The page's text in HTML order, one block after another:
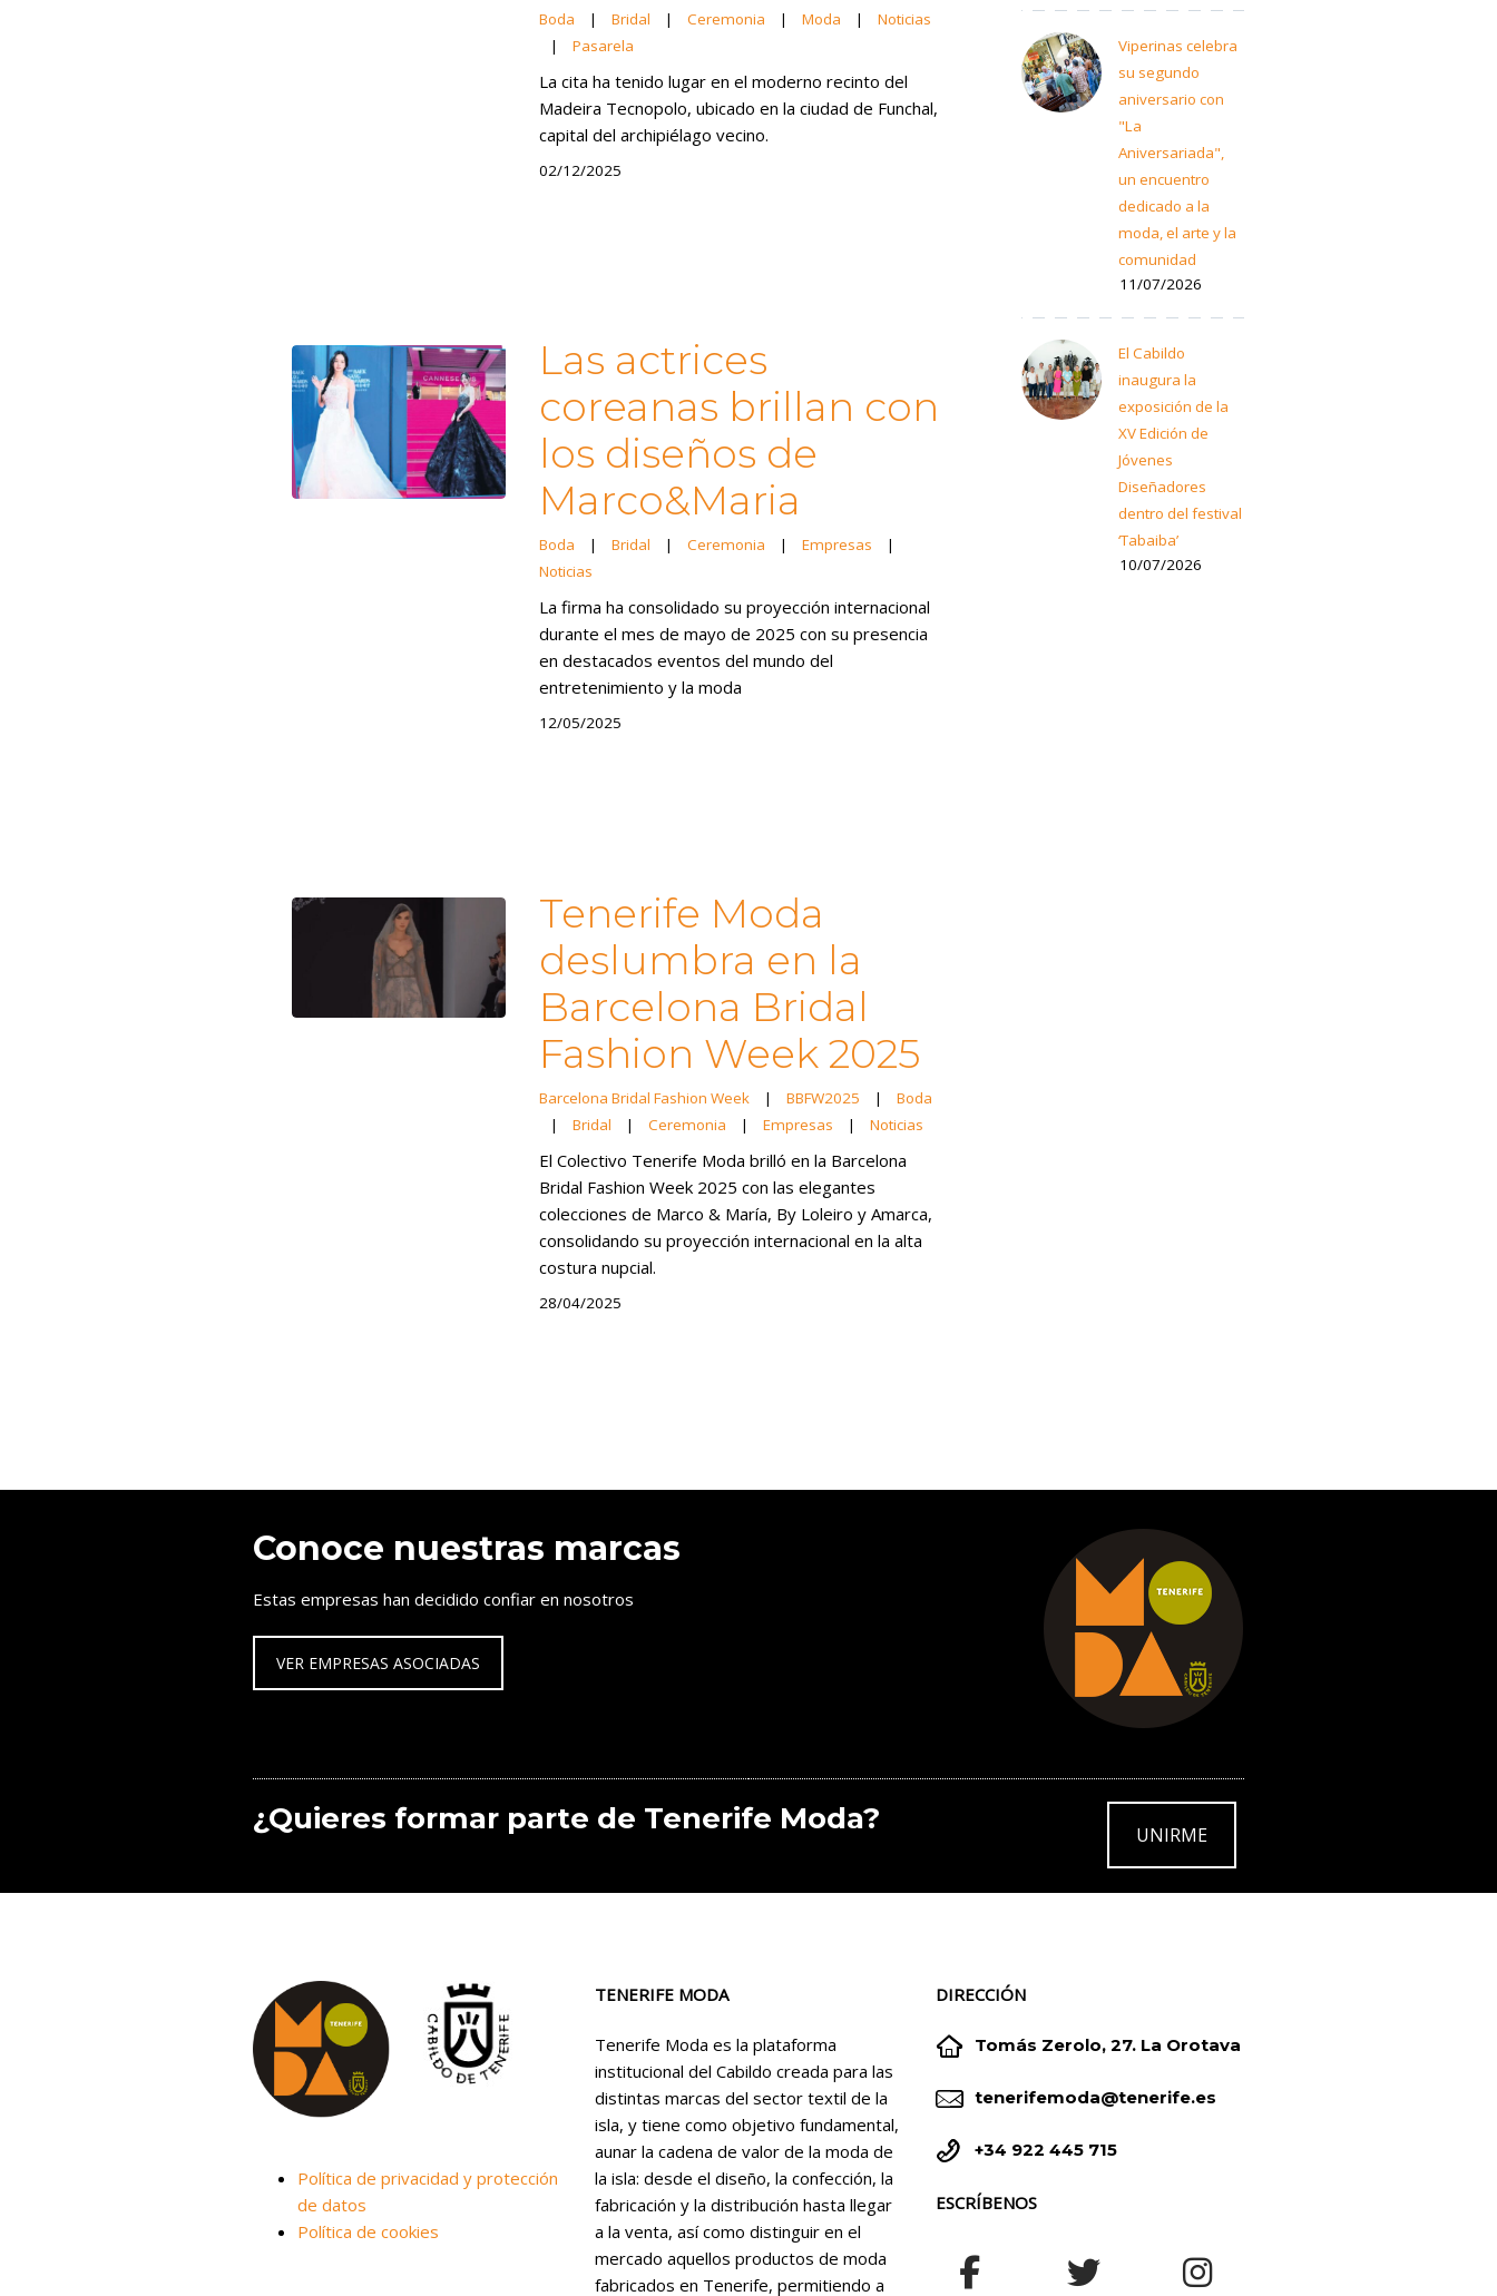
Boda | Bridal | Ceremonia | Moda |
Noticias
|
Pasarela
La cita ha tenido lugar en el moderno recinto del
Madeira Tecnopolo, ubicado en la ciudad de Funchal,
capital del archipiélago vecino.
02/12/2025
Las actrices
coreanas brillan con
los diseños de
Marco&Maria
Boda | Bridal | Ceremonia | Empresas
|
Noticias
La firma ha consolidado su proyección internacional
durante el mes de mayo de 2025 con su presencia
en destacados eventos del mundo del
entretenimiento y la moda
12/05/2025
Tenerife Moda
deslumbra en la
Barcelona Bridal
Fashion Week 2025
Barcelona Bridal Fashion Week | BBFW2025 |
Boda
|
Bridal | Ceremonia | Empresas | Noticias
El Colectivo Tenerife Moda brilló en la Barcelona
Bridal Fashion Week 2025 con las elegantes
colecciones de Marco & María, By Loleiro y Amarca,
consolidando su proyección internacional en la alta
costura nupcial.
28/04/2025
Viperinas celebra
su segundo
aniversario con
"La
Aniversariada",
un encuentro
dedicado a la
moda, el arte y la
comunidad
11/07/2026
El Cabildo
inaugura la
exposición de la
XV Edición de
Jóvenes
Diseñadores
dentro del festival
‘Tabaiba’
10/07/2026
Conoce nuestras marcas
Estas empresas han decidido confiar en nosotros
VER EMPRESAS ASOCIADAS
¿Quieres formar parte de Tenerife Moda? UNIRME
Política de privacidad y protección
de datos
Política de cookies
TENERIFE MODA
Tenerife Moda es la plataforma
institucional del Cabildo creada para las
distintas marcas del sector textil de la
isla, y tiene como objetivo fundamental,
aunar la cadena de valor de la moda de
la isla: desde el diseño, la confección, la
fabricación y la distribución hasta llegar
a la venta, así como distinguir en el
mercado aquellos productos de moda
fabricados en Tenerife, permitiendo a
DIRECCIÓN

 Tomás Zerolo, 27. La Orotava

 tenerifemoda@tenerife.es

 +34 922 445 715
ESCRÍBENOS